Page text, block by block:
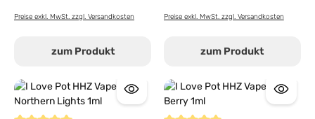
Preise exkl. MwSt. zzgl. Versandkosten
zum Produkt
Preise exkl. MwSt. zzgl. Versandkosten
zum Produkt